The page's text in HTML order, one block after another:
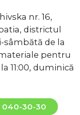
nr. 16,
districtul
sâmbătă de la
pentru
11:00, duminică
040-30-30